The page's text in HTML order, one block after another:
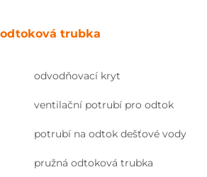
odtoková trubka
odvodňovací kryt
ventilační potrubí pro odtok
potrubí na odtok dešťové vody
pružná odtoková trubka